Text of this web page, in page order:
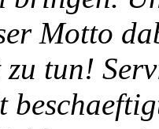
Motto
tun!